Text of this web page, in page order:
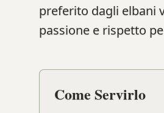
preferito dagli elbani
passione e rispetto
Come Servirlo